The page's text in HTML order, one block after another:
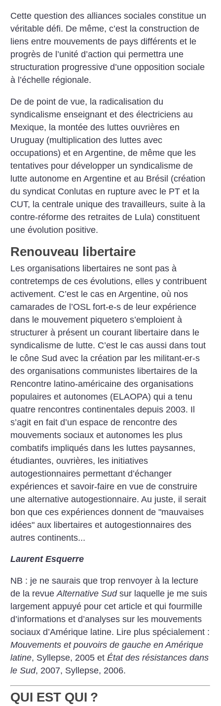
Cette question des alliances sociales constitue un
véritable défi. De même, c’est la construction de
liens entre mouvements de pays différents et le
progrès de l’unité d’action qui permettra une
structuration progressive d’une opposition sociale
à l’échelle régionale.
De de point de vue, la radicalisation du
syndicalisme enseignant et des électriciens au
Mexique, la montée des luttes ouvrières en
Uruguay (multiplication des luttes avec
occupations) et en Argentine, de même que les
tentatives pour développer un syndicalisme de
lutte autonome en Argentine et au Brésil (création
du syndicat Conlutas en rupture avec le PT et la
CUT, la centrale unique des travailleurs, suite à la
contre-réforme des retraites de Lula) constituent
une évolution positive.
Renouveau libertaire
Les organisations libertaires ne sont pas à
contretemps de ces évolutions, elles y contribuent
activement. C’est le cas en Argentine, où nos
camarades de l’OSL fort-e-s de leur expérience
dans le mouvement piquetero s’emploient à
structurer à présent un courant libertaire dans le
syndicalisme de lutte. C’est le cas aussi dans tout
le cône Sud avec la création par les militant-er-s
des organisations communistes libertaires de la
Rencontre latino-américaine des organisations
populaires et autonomes (ELAOPA) qui a tenu
quatre rencontres continentales depuis 2003. Il
s’agit en fait d’un espace de rencontre des
mouvements sociaux et autonomes les plus
combatifs impliqués dans les luttes paysannes,
étudiantes, ouvrières, les initiatives
autogestionnaires permettant d’échanger
expériences et savoir-faire en vue de construire
une alternative autogestionnaire. Au juste, il serait
bon que ces expériences donnent de "mauvaises
idées" aux libertaires et autogestionnaires des
autres continents...
Laurent Esquerre
NB : je ne saurais que trop renvoyer à la lecture
de la revueAlternative Sudsur laquelle je me suis
largement appuyé pour cet article et qui fourmille
d’informations et d’analyses sur les mouvements
sociaux d’Amérique latine. Lire plus spécialement :
Mouvements et pouvoirs de gauche en Amérique
latine, Syllepse, 2005 etÉtat des résistances dans
le Sud, 2007, Syllepse, 2006.
QUI EST QUI ?